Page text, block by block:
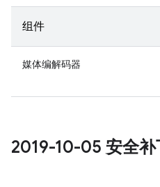
组件
媒体编解码器
2019-10-05 安全